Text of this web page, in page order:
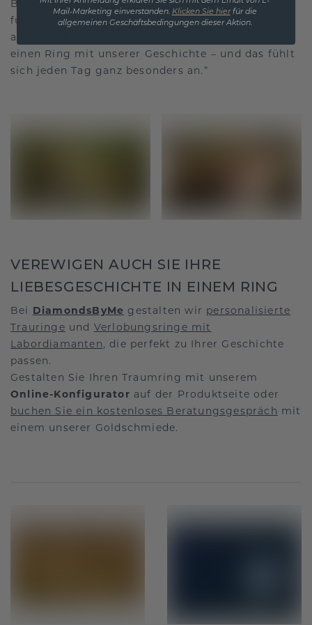
Bicolor-Trauring aus Gelb- und Roségold. „Es
fühlte sich besonders an, das gemeinsam
abzuschließen“, sagt Hans. „Jetzt tragen wir beide
einen Ring mit unserer Geschichte – und das fühlt
sich jeden Tag ganz besonders an.“
VEREWIGEN AUCH SIE IHRE
LIEBESGESCHICHTE IN EINEM RING
Bei DiamondsByMe gestalten wir personalisierte
Trauringe und Verlobungsringe mit
Labordiamanten , die perfekt zu Ihrer Geschichte
passen.
Gestalten Sie Ihren Traumring mit unserem
Online-Konfigurator auf der Produktseite oder
buchen Sie ein kostenloses Beratungsgespräch mit
einem unserer Goldschmiede.
Mail-Marketing einverstanden. Klicken Sie hierfür die
allgemeinen Geschäftsbedingungen dieser Aktion.